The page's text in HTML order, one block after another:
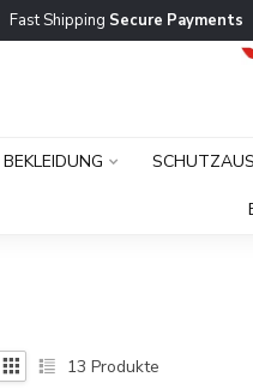
Fast Shipping Secure Payments
BEKLEIDUNG
13 Produkte